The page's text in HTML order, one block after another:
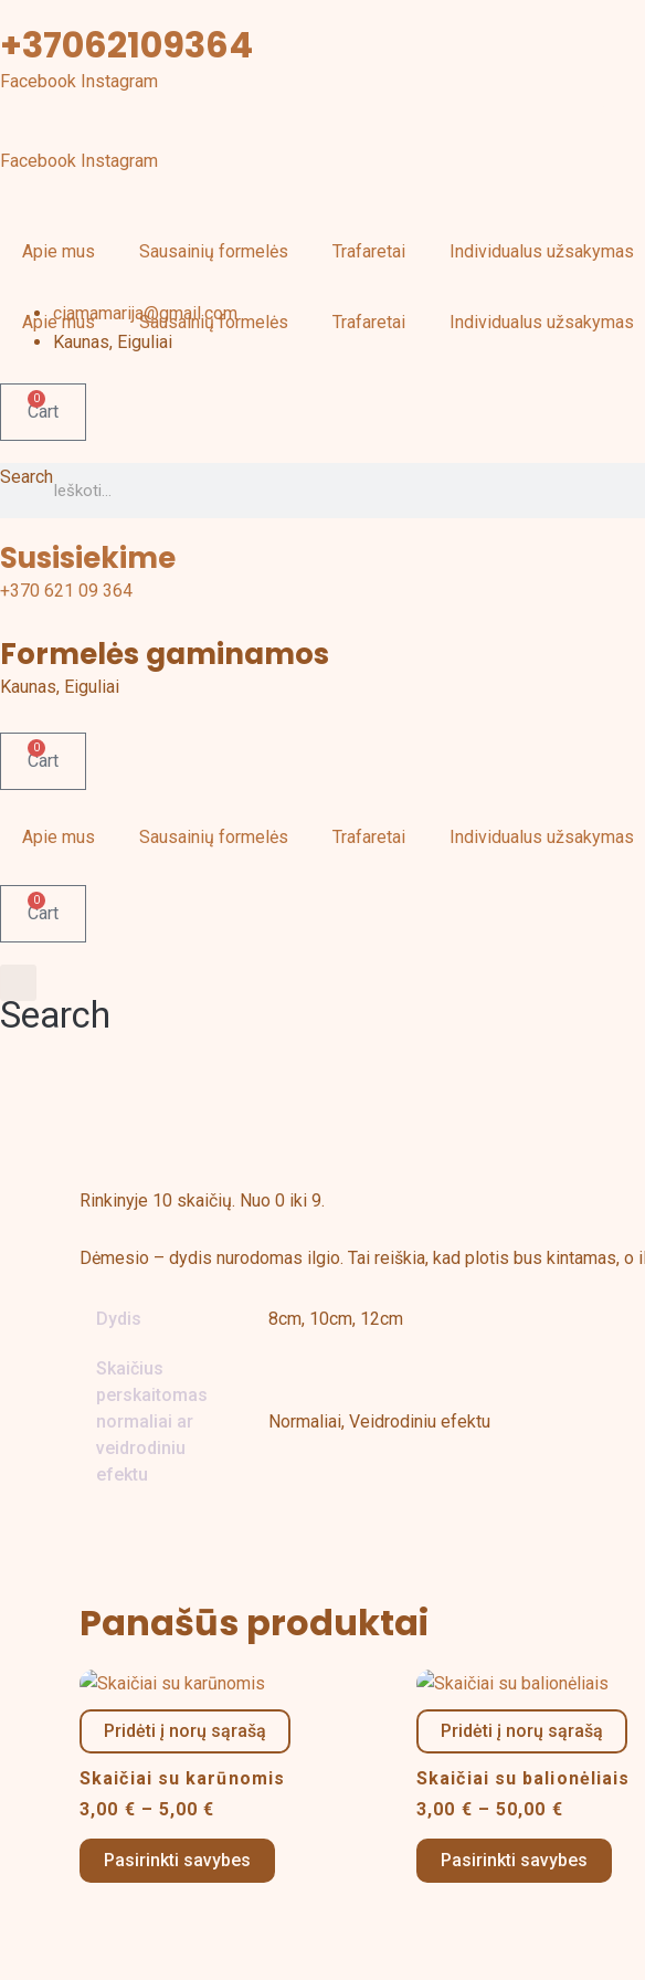
prie
turinio
+37062109364
Facebook Instagram
Facebook Instagram
Apie mus Sausainių formelės Trafaretai Individualus užsakymas
ciamamarija@gmail.com
Kaunas, Eiguliai
0
Cart
Search
Susisiekime
+370 621 09 364
Formelės gaminamos
Kaunas, Eiguliai
0
Cart
Apie mus Sausainių formelės Trafaretai Individualus užsakymas
0
Cart
Search
Apie mus Sausainių formelės Trafaretai Individualus užsakymas
Rinkinyje 10 skaičių. Nuo 0 iki 9.
Dėmesio – dydis nurodomas ilgio. Tai reiškia, kad plotis bus kintamas, o
Dydis 8cm, 10cm, 12cm
Skaičius
perskaitomas
normaliai ar
veidrodiniu
efektu
Normaliai, Veidrodiniu efektu
Panašūs produktai
Pridėti į norų sąrašą
Skaičiai su karūnomis
3,00 € – 5,00€
Price
3,00 €
through
5,00 €
Pasirinkti savybes
product
has
options
Pridėti į norų sąrašą
Skaičiai su balionėliais
3,00 € – 50,00 €
Price
3,00 €
through
50,00 €
Pasirinkti savybes
has